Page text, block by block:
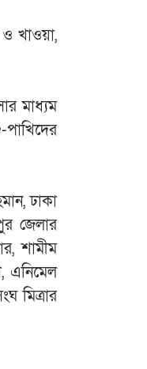
ও খাওয়া,
মাধ্যম
ঢাকা
জেলার
শামীম
এনিমেল
মিত্রার